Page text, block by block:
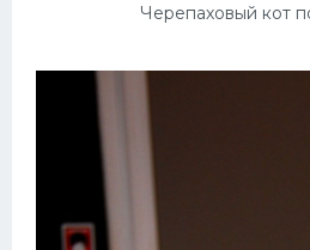
Черепаховый кот